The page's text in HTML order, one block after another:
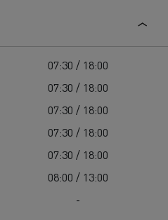
07:30 / 18:00
07:30 / 18:00
07:30 / 18:00
07:30 / 18:00
07:30 / 18:00
08:00 / 13:00
-